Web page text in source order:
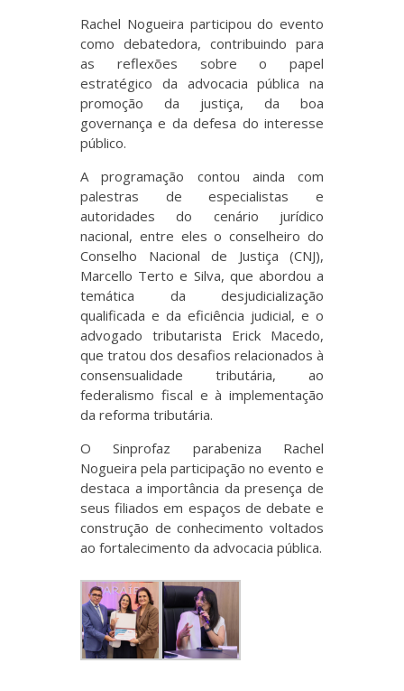
Rachel Nogueira participou do evento
como debatedora, contribuindo para
as reflexões sobre o papel
estratégico da advocacia pública na
promoção da justiça, da boa
governança e da defesa do interesse
público.
A programação contou ainda com
palestras de especialistas e
autoridades do cenário jurídico
nacional, entre eles o conselheiro do
Conselho Nacional de Justiça (CNJ),
Marcello Terto e Silva, que abordou a
temática da desjudicialização
qualificada e da eficiência judicial, e o
advogado tributarista Erick Macedo,
que tratou dos desafios relacionados à
consensualidade tributária, ao
federalismo fiscal e à implementação
da reforma tributária.
O Sinprofaz parabeniza Rachel
Nogueira pela participação no evento e
destaca a importância da presença de
seus filiados em espaços de debate e
construção de conhecimento voltados
ao fortalecimento da advocacia pública.